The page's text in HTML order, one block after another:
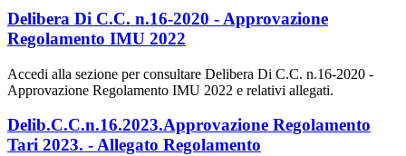
Delibera Di C.C. n.16-2020 - Approvazione
Regolamento IMU 2022
Accedi alla sezione per consultare Delibera Di C.C. n.16-2020 -
Approvazione Regolamento IMU 2022 e relativi allegati.
Delib.C.C.n.16.2023.Approvazione Regolamento
Tari 2023. - Allegato Regolamento